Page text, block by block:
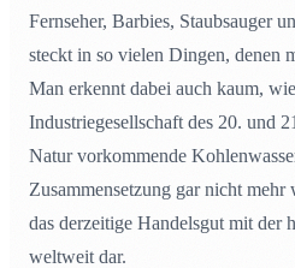
Fernseher, Barbies, Staubsauger
steckt in so vielen Dingen, denen
Man erkennt dabei auch kaum,
Industriegesellschaft des 20. und
Natur vorkommende
Zusammensetzung gar nicht
das derzeitige Handelsgut mit der
weltweit dar.